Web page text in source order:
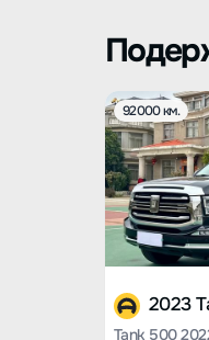
92000 км.
2023